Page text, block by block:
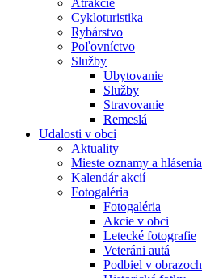
Atrakcie
Cykloturistika
Rybárstvo
Poľovníctvo
Služby
Ubytovanie
Služby
Stravovanie
Remeslá
Udalosti v obci
Aktuality
Mieste oznamy a hlásenia
Kalendár akcií
Fotogaléria
Fotogaléria
Akcie v obci
Letecké fotografie
Veteráni autá
Podbiel v obrazoch